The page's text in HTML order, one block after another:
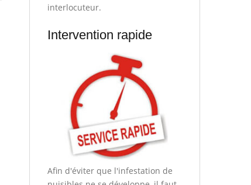
interlocuteur.
Intervention rapide
Afin d'éviter que l'infestation de